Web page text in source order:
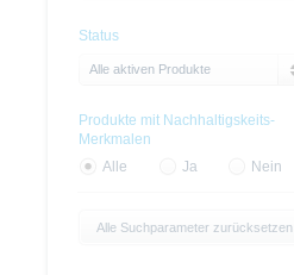
Status
Alle aktiven Produkte
Produkte mit Nachhaltigskeits-
Merkmalen
Alle
Ja Nein
Alle Suchparameter zurücksetzen